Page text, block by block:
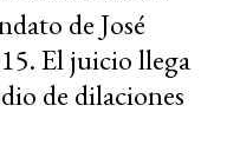
de José
El juicio llega
de dilaciones